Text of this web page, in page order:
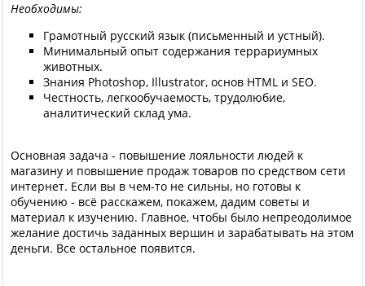
Необходимы:
Грамотный русский язык (письменный и устный).
Минимальный опыт содержания террариумных
животных.
Знания Photoshop, Illustrator, основ HTML и SEO.
Честность, легкообучаемость, трудолюбие,
аналитический склад ума.
Основная задача - повышение лояльности людей к
магазину и повышение продаж товаров по средством сети
интернет. Если вы в чем-то не сильны, но готовы к
обучению - всё расскажем, покажем, дадим советы и
материал к изучению. Главное, чтобы было непреодолимое
желание достичь заданных вершин и зарабатывать на этом
деньги. Все остальное появится.